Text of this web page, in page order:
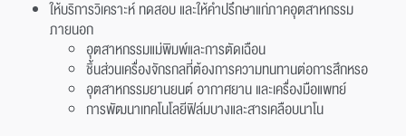
ให้บริการวิเคราะห์ ทดสอบ และให้คำปรึกษาแก่ภาคอุตสาหกรรม
ภายนอก
อุตสาหกรรมแม่พิมพ์และการตัดเฉือน
ชิ้นส่วนเครื่องจักรกลที่ต้องการความทนทานต่อการสึกหรอ
อุตสาหกรรมยานยนต์ อากาศยาน และเครื่องมือแพทย์
การพัฒนาเทคโนโลยีฟิล์มบางและสารเคลือบนาโน